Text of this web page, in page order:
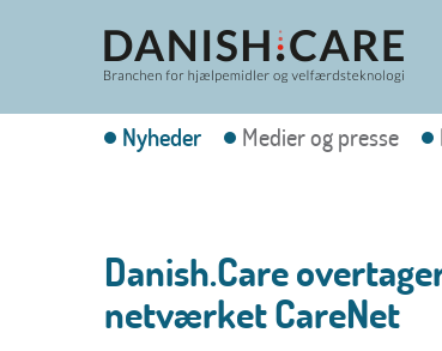
Nyheder Medier og presse
Danish.Care
netværket CareNet